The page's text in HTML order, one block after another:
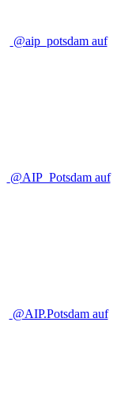
@aip_potsdam auf
@AIP_Potsdam auf
@AIP.Potsdam auf